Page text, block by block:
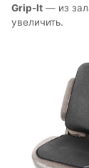
Grip-It — из
увеличить.